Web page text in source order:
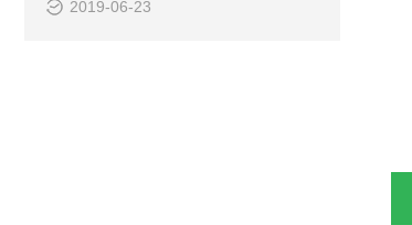
2019-06-23